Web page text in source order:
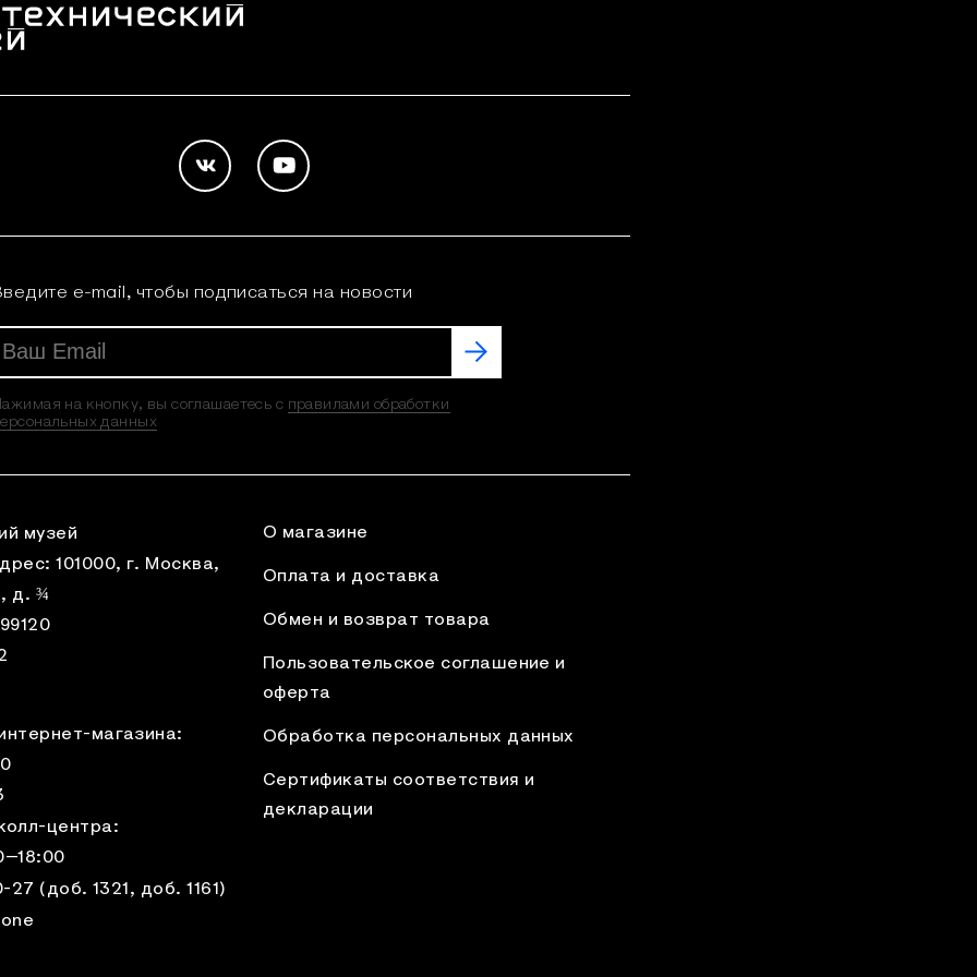
e-mail, чтобы подписаться на новости
на кнопку, вы соглашаетесь с правилами обработки
данных
музей
101000, г. Москва,
д. ¾
магазина:
центра:
27 (доб. 1321, доб. 1161)
О магазине
Оплата и доставка
Обмен и возврат товара
Пользовательское соглашение и
оферта
Обработка персональных данных
Сертификаты соответствия и
декларации